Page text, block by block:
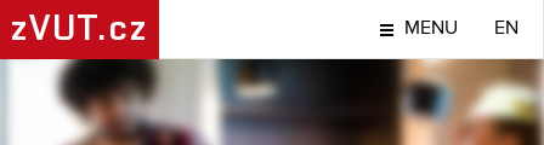
zVUT.cz MENU EN